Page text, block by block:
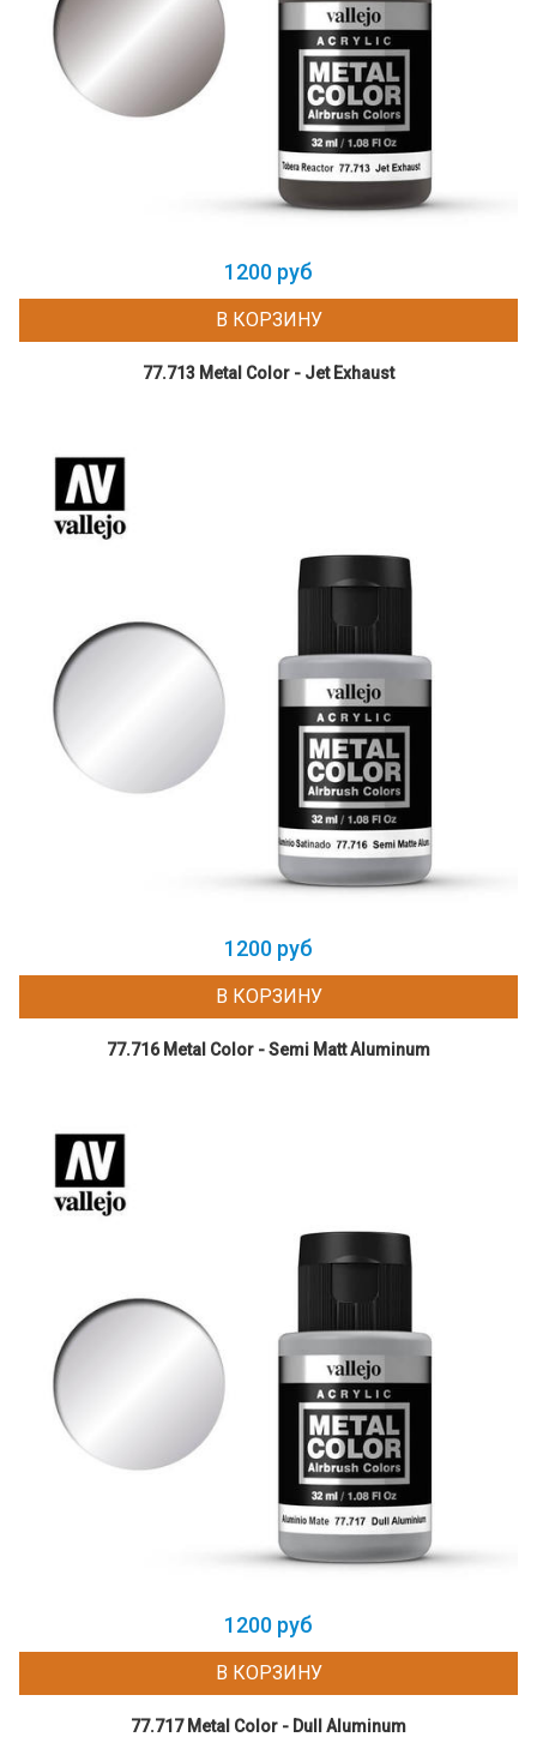
1200 руб
В КОРЗИНУ
77.713 Metal Color - Jet Exhaust
1200 руб
В КОРЗИНУ
77.716 Metal Color - Semi Matt Aluminum
1200 руб
В КОРЗИНУ
77.717 Metal Color - Dull Aluminum